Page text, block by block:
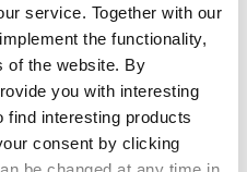
service. Together with our
the functionality,
of the website. By
you with interesting
find interesting products
consent by clicking